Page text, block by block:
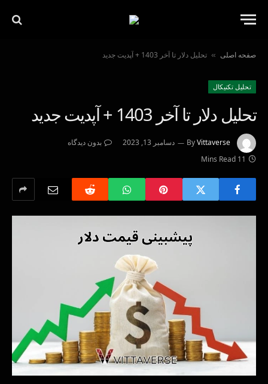
صفحه اصلی » تحلیل دلار تا آخر 1403 + آپدیت جدید
تحليل تكنيكال
تحلیل دلار تا آخر 1403 + آپدیت جدید
ByVittaverse دسامبر 13, 2023
بدون دیدگاه
11 Mins Read